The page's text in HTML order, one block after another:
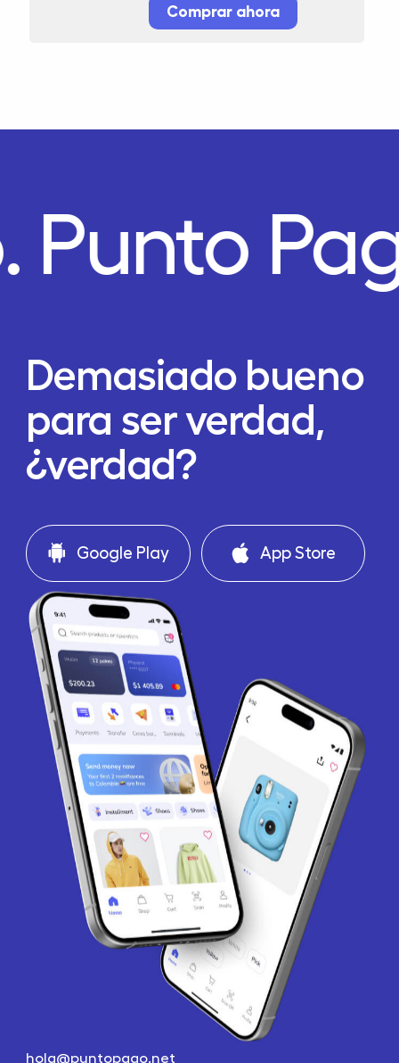
Comprar ahora
Punto
Demasiado bueno
para ser verdad,
¿verdad?
Google Play App Store
hola@puntopago.net